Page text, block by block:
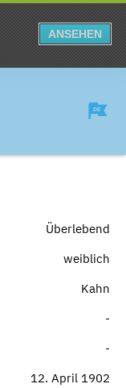
ANSEHEN
Überlebend
weiblich
Kahn
-
-
12. April 1902